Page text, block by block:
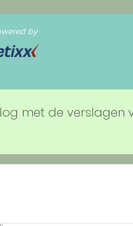
by
met de verslagen